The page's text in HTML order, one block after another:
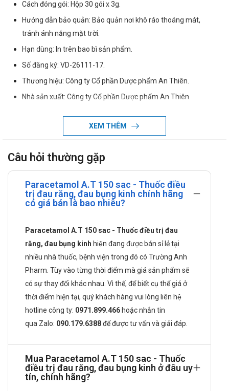
Cách đóng gói: Hộp 30 gói x 3g.
Hướng dẫn bảo quản: Bảo quản nơi khô ráo thoáng mát,
tránh ánh nắng mặt trời.
Hạn dùng: In trên bao bì sản phẩm.
Số đăng ký: VD-26111-17.
Thương hiệu: Công ty Cổ phần Dược phẩm An Thiên.
Nhà sản xuất: Công ty Cổ phần Dược phẩm An Thiên.
Sản xuất tại: Việt Nam.
Thành phần của Paracetamol A.T 150
Paracetamol: 150mg.
Công dụng của Paracetamol A.T 150 sac
Thuốc Paracetamol A.T 150sac được dùng trong các trường
hợp đau từ nhẹ đến vừa như:
Cảm lạnh, cảm cúm, đau đầu, đau họng,...
Thuốc không dùng để giảm đau nội tạng.
Đối tượng có thể sử dụng Paracetamol
A.T 150 sac
Theo chỉ định của bác sĩ.
Cách dùng Paracetamol A.T 150 sac như
thế nào?
XEM THÊM
Câu hỏi thường gặp
Paracetamol A.T 150 sac - Thuốc điều
trị đau răng, đau bụng kinh chính hãng
có giá bán là bao nhiêu?
Paracetamol A.T 150 sac - Thuốc điều trị đau
răng, đau bụng kinh hiện đang được bán sỉ lẻ tại
nhiều nhà thuốc, bệnh viện trong đó có Trường Anh
Pharm. Tùy vào từng thời điểm mà giá sản phẩm sẽ
có sự thay đổi khác nhau. Vì thế, để biết cụ thể giá ở
thời điểm hiện tại, quý khách hàng vui lòng liên hệ
hotline công ty: 0971.899.466 hoặc nhắn tin
qua Zalo: 090.179.6388để được tư vấn và giải đáp.
Mua Paracetamol A.T 150 sac - Thuốc
điều trị đau răng, đau bụng kinh ở đâu uy
tín, chính hãng?